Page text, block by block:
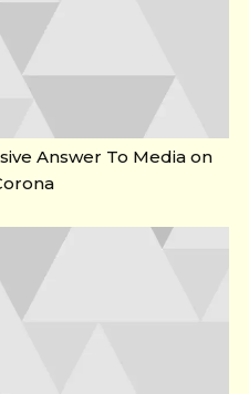
Answer To Media on